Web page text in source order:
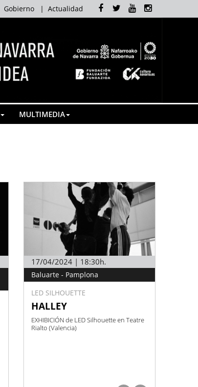
Facebook
TwitterYoutubeInstagram
Gobierno | Actualidad
MULTIMEDIA
17/04/2024 | 18:30h.
Baluarte - Pamplona
LED SILHOUETTE
HALLEY
EXHIBICIÓN de LED Silhouette en Teatre
Rialto (Valencia)